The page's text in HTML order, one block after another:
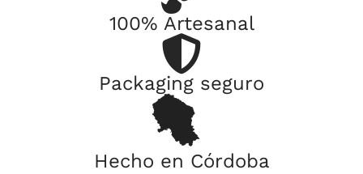
100% Artesanal
Packaging seguro
Hecho en Córdoba